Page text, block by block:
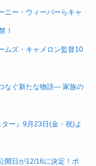
ニー・ウィーバーらキャ
！
ムズ・キャメロン監督10
なぐ新たな物語― 家族の
ー』9月23日(金・祝)よ
開日が12/16に決定！ポ